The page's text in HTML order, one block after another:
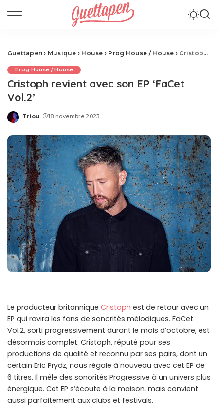
Guettapen › Musique › House › Prog House / House › Cristoph revient avec son EP ‘FaCet Vol.2’
Prog House / House
Cristoph revient avec son EP ‘FaCet
Vol.2’
Posted
Triou 18 novembre 2023
Le producteur britannique Cristoph est de retour avec un
EP qui ravira les fans de sonorités mélodiques. FaCet
Vol.2, sorti progressivement durant le mois d’octobre, est
désormais complet. Cristoph, réputé pour ses
productions de qualité et reconnu par ses pairs, dont un
certain Eric Prydz, nous régale à nouveau avec cet EP de
6 titres. Il mêle des sonorités Progressive à un univers plus
énergique. Cet EP s’écoute à la maison, mais convient
aussi parfaitement aux clubs et festivals.